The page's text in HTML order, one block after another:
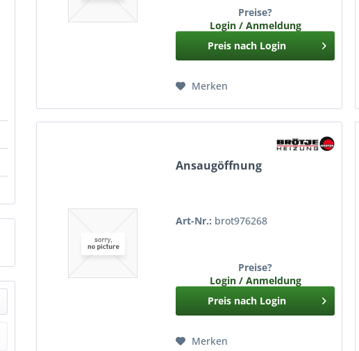
Preise?
Login / Anmeldung
Preis nach Login
Merken
Ansaugöffnung
Art-Nr.: brot976268
Preise?
Login / Anmeldung
Preis nach Login
Merken